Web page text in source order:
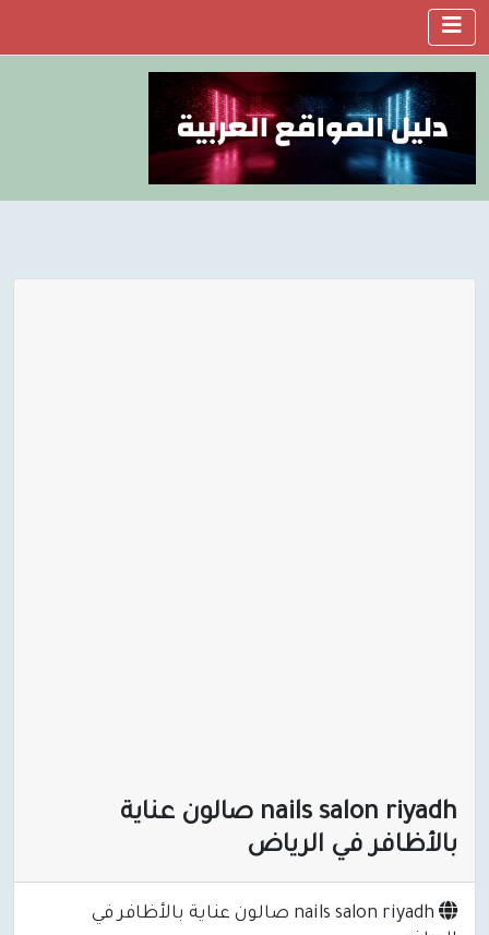
nails salon riyadh صالون عناية
بالأظافر في الرياض
nails salon riyadh صالون عناية بالأظافر في